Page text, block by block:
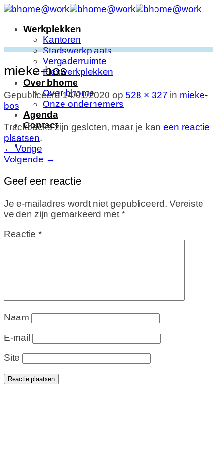
Ga
inhoudWerkplekken
Kantoren
Stadswerkplaats
Vergaderruimte
Flexwerkplekken
Over bhome
Over bhome
Onze ondernemers
Agenda
Contact
mieke-bos
Gepubliceerd14/01/2020 op 528 × 327 in mieke-
bos
Trackbacks zijn gesloten, maar je kan een reactie
plaatsen.
← Vorige
Volgende →
Geef een reactie
Je e-mailadres wordt niet gepubliceerd. Vereiste
velden zijn gemarkeerd met *
Reactie *
Naam
E-mail
Site